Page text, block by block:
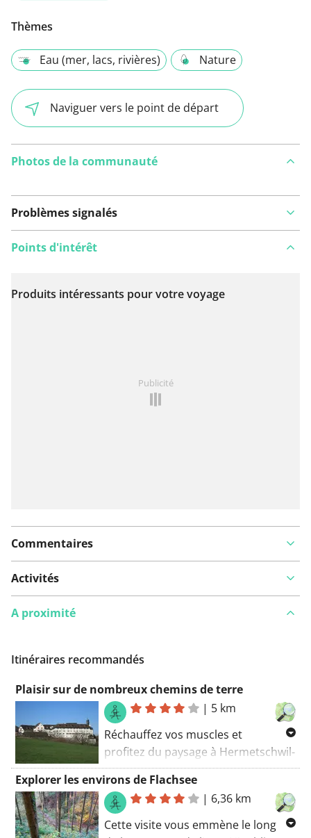
Thèmes
Eau (mer, lacs, rivières) Nature
Naviguer vers le point de départ
Photos de la communauté
Problèmes signalés
Voir sur la carte
Points d'intérêt
Produits intéressants pour votre voyage
Publicité
Commentaires
Activités
A proximité
Itinéraires recommandés
Plaisir sur de nombreux chemins de terre
| 5 km
Réchauffez vos muscles et
profitez du paysage à Hermetschwil-
Staffeln. Certaines parties de cet
itinéraire coïncident avec une piste
cyclable de longue distance.
Certaines parties de la piste ne sont
Explorer les environs de Flachsee
| 6,36 km
Cette visite vous emmène le long